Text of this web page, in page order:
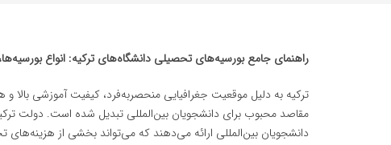
راهنمای جامع بورسیه‌های تحصیلی دانشگاه‌های ترکیه: انواع
ترکیه به دلیل موقعیت جغرافیایی منحصربه‌فرد، کیفیت آموزشی بالا
مقاصد محبوب برای دانشجویان بین‌المللی تبدیل شده است. دولت
دانشجویان بین‌المللی ارائه می‌دهند که می‌تواند بخشی از